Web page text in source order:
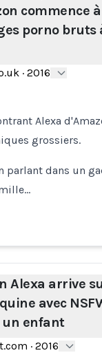
commence
porno
· 2016
Alexa
grossiers.
dans un
Alexa arrive
avec
un enfant
· 2016